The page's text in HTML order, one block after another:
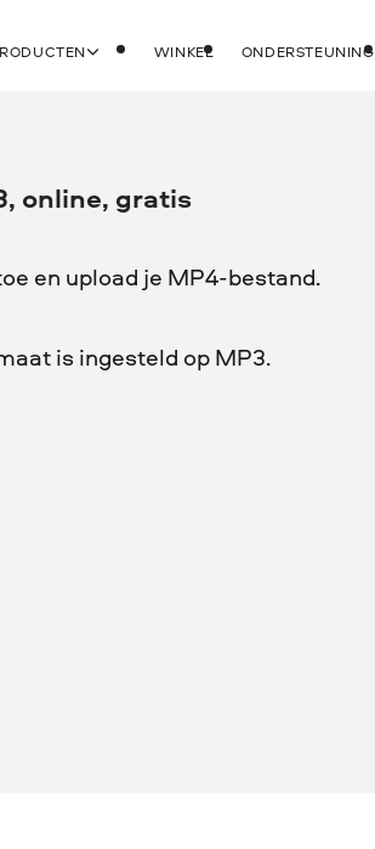
WINKEL ONDERSTEUNING
online, gratis
en upload je MP4-bestand.
is ingesteld op MP3.